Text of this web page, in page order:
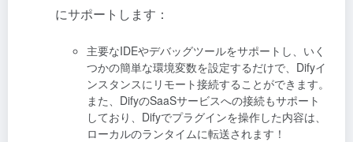
にサポートします：
主要なIDEやデバッグツールをサポートし、いく
つかの簡単な環境変数を設定するだけで、Difyイ
ンスタンスにリモート接続することができます。
また、DifyのSaaSサービスへの接続もサポート
しており、Difyでプラグインを操作した内容は、
ローカルのランタイムに転送されます！